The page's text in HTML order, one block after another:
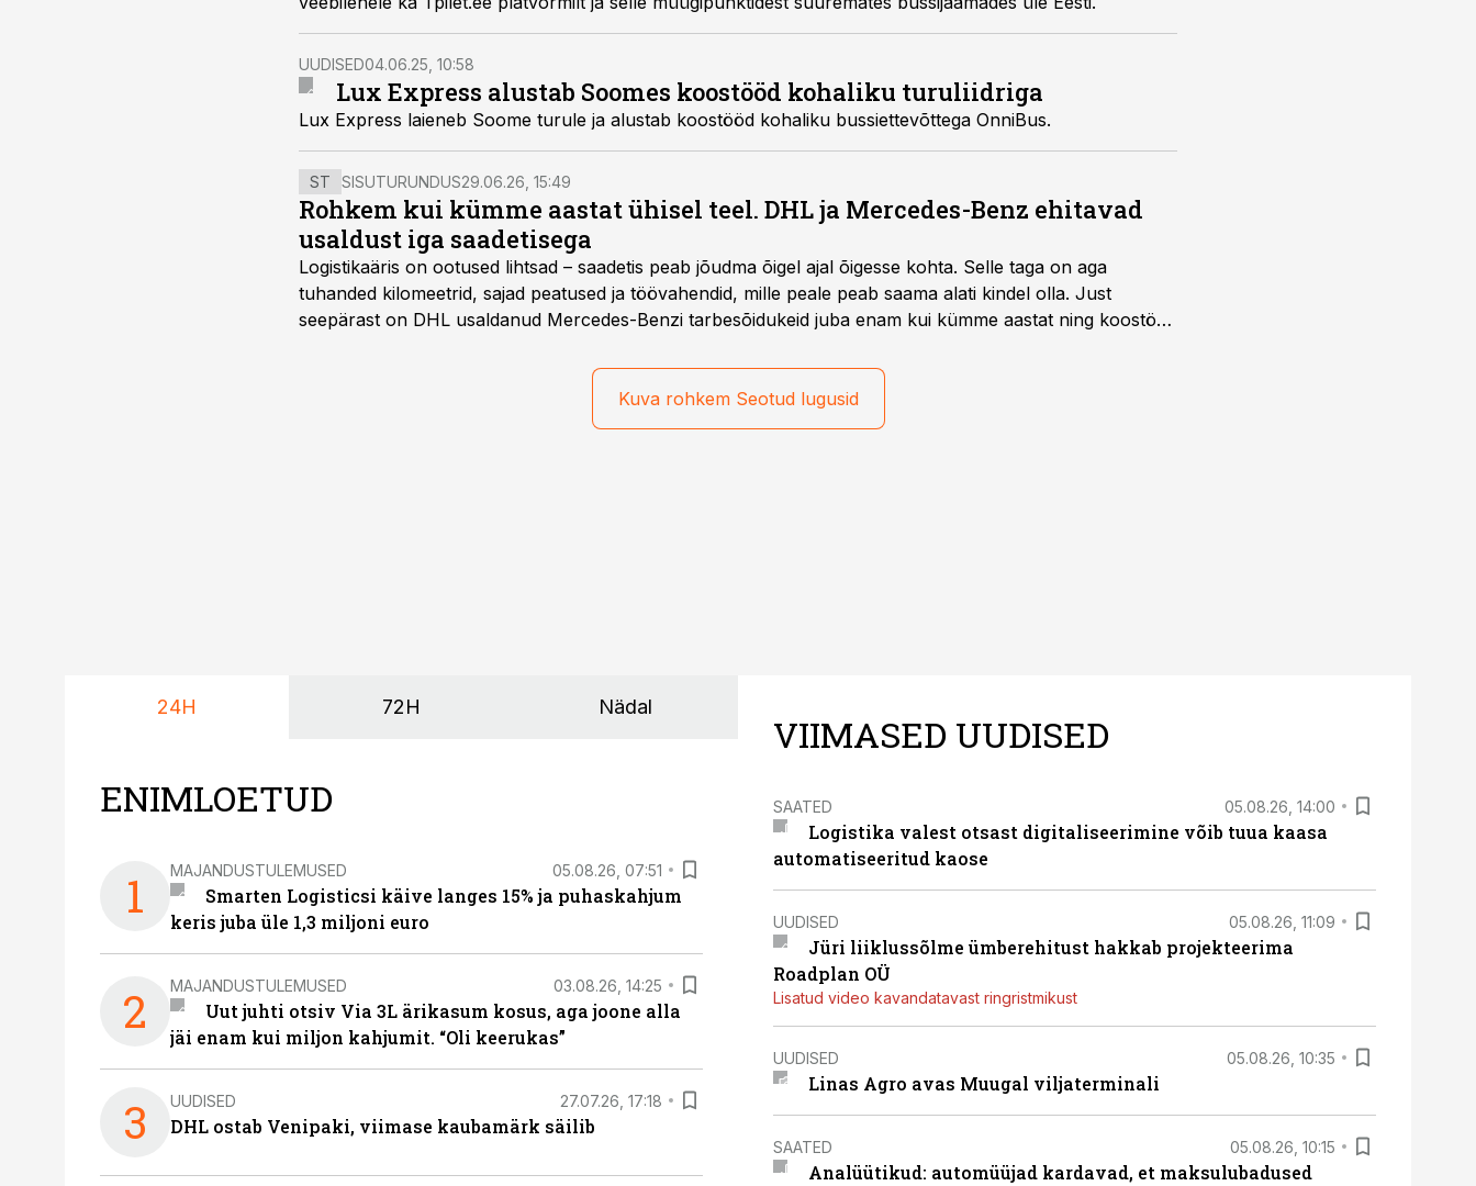
UUDISED04.06.25, 10:58
Lux Express alustab Soomes koostööd kohaliku turuliidriga
Lux Express laieneb Soome turule ja alustab koostööd kohaliku bussiettevõttega OnniBus.
ST SISUTURUNDUS29.06.26, 15:49
Rohkem kui kümme aastat ühisel teel. DHL ja Mercedes-Benz ehitavad
usaldust iga saadetisega
Logistikaäris on ootused lihtsad – saadetis peab jõudma õigel ajal õigesse kohta. Selle taga on aga
tuhanded kilomeetrid, sajad peatused ja töövahendid, mille peale peab saama alati kindel olla. Just
seepärast on DHL usaldanud Mercedes-Benzi tarbesõidukeid juba enam kui kümme aastat ning koostöö
Kuva rohkem Seotud lugusid
24H 72H Nädal
ENIMLOETUD
1 MAJANDUSTULEMUSED 05.08.26, 07:51
Smarten Logisticsi käive langes 15% ja puhaskahjum
keris juba üle 1,3 miljoni euro
2 MAJANDUSTULEMUSED 03.08.26, 14:25
Uut juhti otsiv Via 3L ärikasum kosus, aga joone alla
jäi enam kui miljon kahjumit. “Oli keerukas”
3 UUDISED 27.07.26, 17:18
DHL ostab Venipaki, viimase kaubamärk säilib
VIIMASED UUDISED
SAATED 05.08.26, 14:00
Logistika valest otsast digitaliseerimine võib tuua kaasa
automatiseeritud kaose
UUDISED 05.08.26, 11:09
Jüri liiklussõlme ümberehitust hakkab projekteerima
Roadplan OÜ
Lisatud video kavandatavast ringristmikust
UUDISED 05.08.26, 10:35
Linas Agro avas Muugal viljaterminali
SAATED 05.08.26, 10:15
Analüütikud: automüüjad kardavad, et maksulubadused